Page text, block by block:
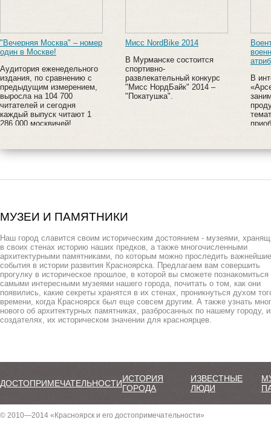
"Вечерняя Москва" – номер
один в Москве!
Аудитория еженедельного
издания, по сравнению с
предыдущим измерением,
выросла на 104 700
читателей и сегодня
каждый выпуск читают 1
286 000 москвичей!
Мисс NordBike 2014
В Мурманске состоится
спортивно-
развлекательный конкурс
"Мисс НордБайк" 2014 –
"Покатушка".
В
МУЗЕИ И ПАМЯТНИКИ
Наш город славится своим историческим достоянием - музеями,
в своих стенах историю наших предков, а также многочисленными
архитектурными памятниками, по которым можно проследить важнейшие
события в истории развития Красноярска. Предлагаем вам совершить
прогулку в историческое прошлое, в которой вы сможете познакомиться
самыми интересными музеями нашего города, почитать о том, как они
появились, какие секреты хранятся в их стенах, проникнуться духом
времени, когда Красноярск был еще совсем другим. А также узнать
нового об архитектурных памятниках, разбросанных по нашему городу,
создателях, их историческом значении для красноярцев.
ДОСТОПРИМЕЧАТЕЛЬНОСТИИСТОРИЯ
ГОРОДА
ИЗВЕСТНЫЕ
ЛЮДИ
© 2010—2014 «Красноярск и его достопримечательности»